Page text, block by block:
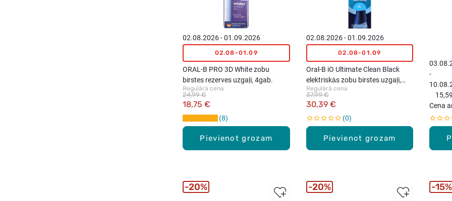
Pievienot grozam
02.08.2026 - 01.09.2026
02.08-01.09
ORAL-B PRO 3D White zobu
birstes rezerves uzgaļi, 4gab.
Regulārā cena
18,75 €
24,99 €
8
Pievienot grozam
02.08.2026 - 01.09.2026
02.08-01.09
Oral-B iO Ultimate Clean Black
elektriskās zobu birstes uzgaļi,
4gab.
Regulārā cena
30,39 €
37,99 €
0
-
Cena
20% 20% 15%